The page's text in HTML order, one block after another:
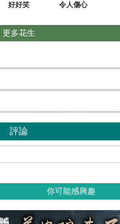
好好笑 令人傷心
更多花生
評論
你可能感興趣